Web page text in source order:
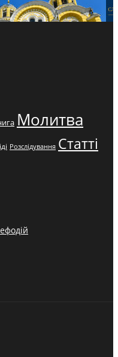
Молитва
Розслідування Статті